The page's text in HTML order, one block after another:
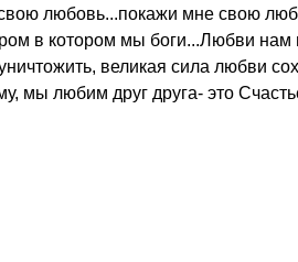
любовь...покажи мне свою
в котором мы боги...Любви
великая сила любви
мы любим друг друга- это